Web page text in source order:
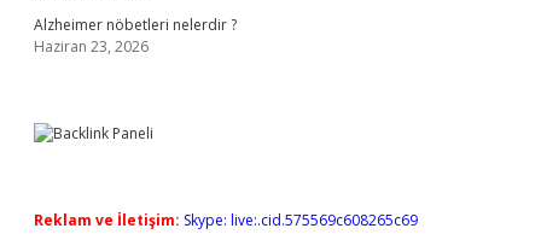
Alzheimer nöbetleri nelerdir ?
Haziran 23, 2026
Reklam ve İletişim: Skype: live:.cid.575569c608265c69